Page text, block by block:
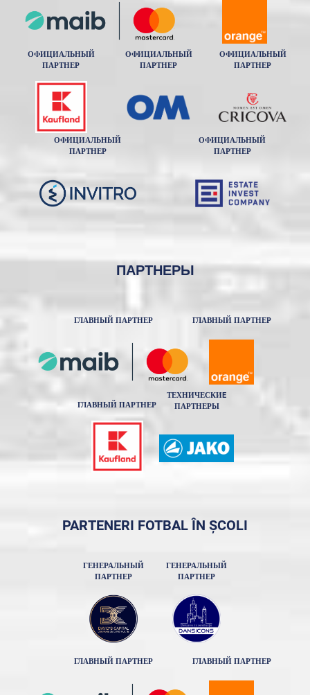
ОФИЦИАЛЬНЫЙ
ПАРТНЕР
ОФИЦИАЛЬНЫЙ
ПАРТНЕР
ОФИЦИАЛЬНЫЙ
ПАРТНЕР
ОФИЦИАЛЬНЫЙ
ПАРТНЕР
ОФИЦИАЛЬНЫЙ
ПАРТНЕР
ПАРТНЕРЫ
ГЛАВНЫЙ ПАРТНЕР ГЛАВНЫЙ ПАРТНЕР
ГЛАВНЫЙ ПАРТНЕР
ТЕХНИЧЕСКИE
ПАРТНЕРЫ
PARTENERI FOTBAL ÎN ȘCOLI
ГЕНЕРАЛЬНЫЙ
ПАРТНЕР
ГЕНЕРАЛЬНЫЙ
ПАРТНЕР
ГЛАВНЫЙ ПАРТНЕР ГЛАВНЫЙ ПАРТНЕР